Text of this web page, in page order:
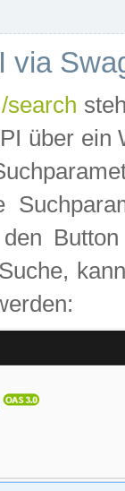
via
search
über